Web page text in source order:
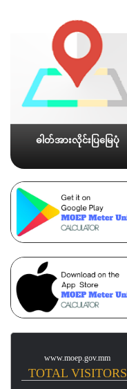
ဓါတ်အားလိုင်းပြမြေပုံ
www.moep.gov.mm
TOTAL VISITORS